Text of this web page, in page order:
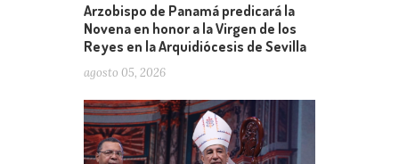
Arzobispo de Panamá predicará la
Novena en honor a la Virgen de los
Reyes en la Arquidiócesis de Sevilla
agosto 05, 2026